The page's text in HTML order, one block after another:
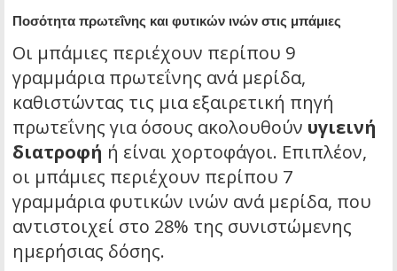
Ποσότητα πρωτεΐνης και φυτικών ινών στις μπάμιες
Οι μπάμιες περιέχουν περίπου 9
γραμμάρια πρωτεΐνης ανά μερίδα,
καθιστώντας τις μια εξαιρετική πηγή
πρωτεΐνης για όσους ακολουθούν υγιεινή
διατροφή ή είναι χορτοφάγοι. Επιπλέον,
οι μπάμιες περιέχουν περίπου 7
γραμμάρια φυτικών ινών ανά μερίδα, που
αντιστοιχεί στο 28% της συνιστώμενης
ημερήσιας δόσης.